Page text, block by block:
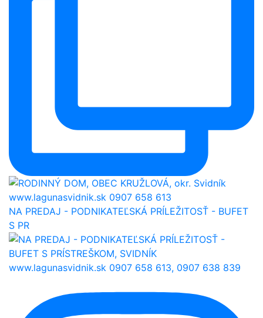
NA PREDAJ - PODNIKATEĽSKÁ PRÍLEŽITOSŤ - BUFET
S PR